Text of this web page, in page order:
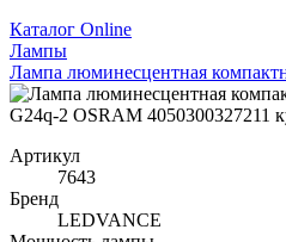
Каталог Online
Лампы
Лампа люминесцентная
Артикул
7643
Бренд
LEDVANCE